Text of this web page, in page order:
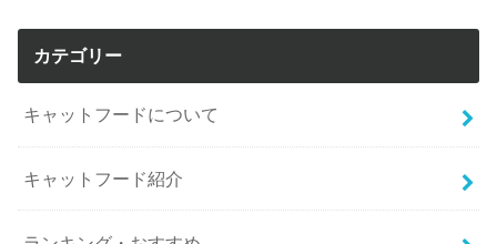
カテゴリー
キャットフードについて
キャットフード紹介